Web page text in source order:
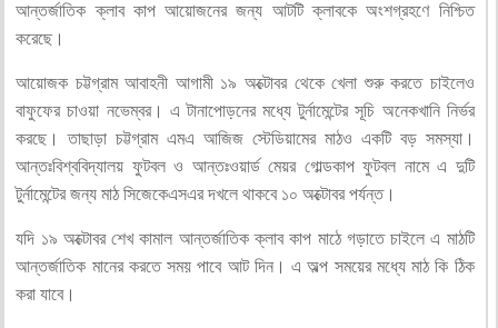
আন্তর্জাতিক ক্লাব কাপ আয়োজনের জন্য আটটি ক্লাবকে অংশগ্রহণে নিশ্চিত
করেছে।
আয়োজক চট্টগ্রাম আবাহনী আগামী ১৯ অক্টোবর থেকে খেলা শুরু করতে চাইলেও
বাফুফের চাওয়া নভেম্বর। এ টানাপোড়নের মধ্যে টুর্নামেন্টের সূচি অনেকখানি নির্ভর
করছে। তাছাড়া চট্টগ্রাম এমএ আজিজ স্টেডিয়ামের মাঠও একটি বড় সমস্যা।
আন্তঃবিশ্ববিদ্যালয় ফুটবল ও আন্তঃওয়ার্ড মেয়র গোল্ডকাপ ফুটবল নামে এ দুটি
টুর্নামেন্টের জন্য মাঠ সিজেকেএসএর দখলে থাকবে ১০ অক্টোবর পর্যন্ত।
যদি ১৯ অক্টোবর শেখ কামাল আন্তর্জাতিক ক্লাব কাপ মাঠে গড়াতে চাইলে এ মাঠটি
আন্তর্জাতিক মানের করতে সময় পাবে আট দিন। এ অল্প সময়ের মধ্যে মাঠ কি ঠিক
করা যাবে।